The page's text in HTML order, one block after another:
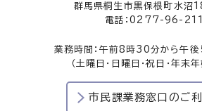
群馬県桐生市黒保根町水沼
電話：0277-96-
業務時間：午前8時30分から午
（土曜日・日曜日・祝日・年末
市民課業務窓口のご